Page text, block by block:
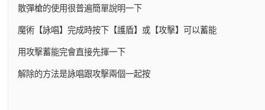
散彈槍的使用很普遍簡單說明一下
魔術【詠唱】完成時按下【護盾】或【攻擊】可以蓄能
用攻擊蓄能完會直接先揮一下
解除的方法是詠唱跟攻擊兩個一起按